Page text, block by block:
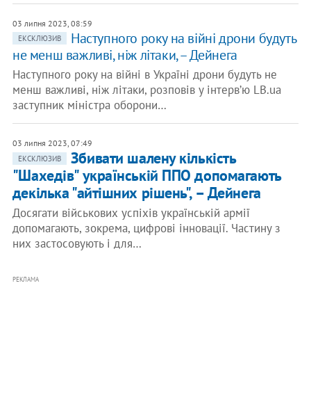
03 липня 2023, 08:59
ЕКСКЛЮЗИВ
Наступного року на війні дрони будуть
не менш важливі, ніж літаки, – Дейнега
Наступного року на війні в Україні дрони будуть не
менш важливі, ніж літаки, розповів у інтервʼю LB.ua
заступник міністра оборони…
03 липня 2023, 07:49
ЕКСКЛЮЗИВ
Збивати шалену кількість
"Шахедів" українській ППО допомагають
декілька "айтішних рішень", – Дейнега
Досягати військових успіхів українській армії
допомагають, зокрема, цифрові інновації. Частину з
них застосовують і для…
РЕКЛАМА